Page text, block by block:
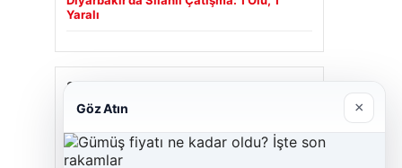
Yaralı
Son Eklenen Firmalar
Cengiz Sigorta
23/06/2026
Göz Atın ×